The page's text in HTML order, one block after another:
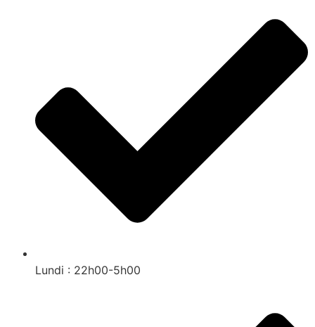
Lundi : 22h00-5h00